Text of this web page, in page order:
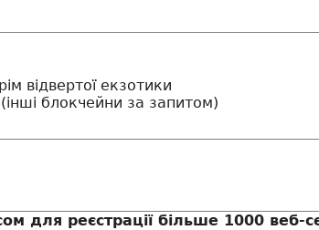
відвертої екзотики
блокчейни за запитом)
для реєстрації більше 1000 веб-